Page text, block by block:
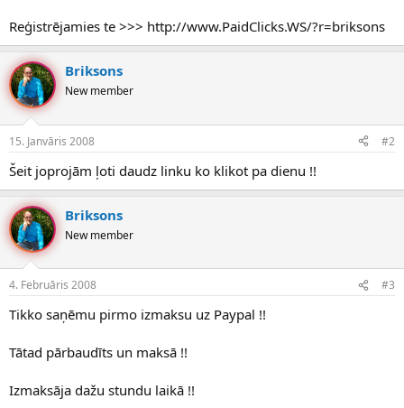
Reģistrējamies te >>> http://www.PaidClicks.WS/?r=briksons
Briksons
New member
15. Janvāris 2008 #2
Šeit joprojām ļoti daudz linku ko klikot pa dienu !!
Briksons
New member
4. Februāris 2008 #3
Tikko saņēmu pirmo izmaksu uz Paypal !!
Tātad pārbaudīts un maksā !!
Izmaksāja dažu stundu laikā !!